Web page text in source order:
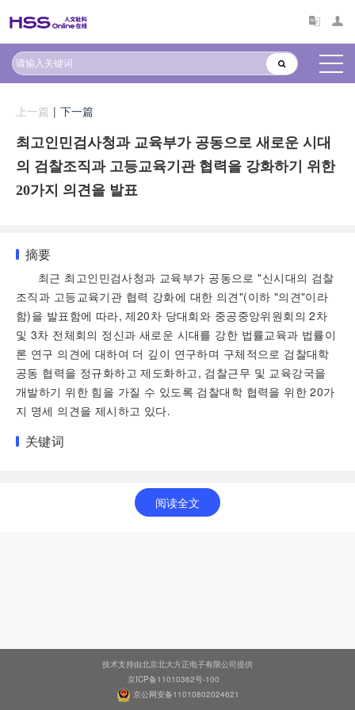
上一篇 | 下一篇
최고인민검사청과 교육부가 공동으로 새로운 시대
의 검찰조직과 고등교육기관 협력을 강화하기 위한
20가지 의견을 발표
摘要
최근 최고인민검사청과 교육부가 공동으로 "신시대의 검찰
조직과 고등교육기관 협력 강화에 대한 의견"(이하 "의견"이라
함)을 발표함에 따라, 제20차 당대회와 중공중앙위원회의 2차
및 3차 전체회의 정신과 새로운 시대를 강한 법률교육과 법률이
론 연구 의견에 대하여 더 깊이 연구하며 구체적으로 검찰대학
공동 협력을 정규화하고 제도화하고, 검찰근무 및 교육강국을
개발하기 위한 힘을 가질 수 있도록 검찰대학 협력을 위한 20가
지 명세 의견을 제시하고 있다.
关键词
阅读全文
技术支持由北京北大方正电子有限公司提供
京ICP备11010362号-100
京公网安备11010802024621